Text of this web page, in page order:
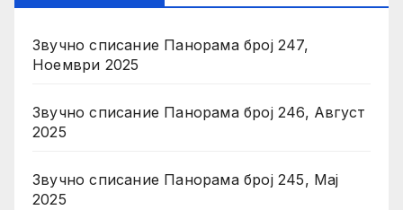
Звучно списание Панорама број 247,
Ноември 2025
Звучно списание Панорама број 246, Август
2025
Звучно списание Панорама број 245, Мај
2025